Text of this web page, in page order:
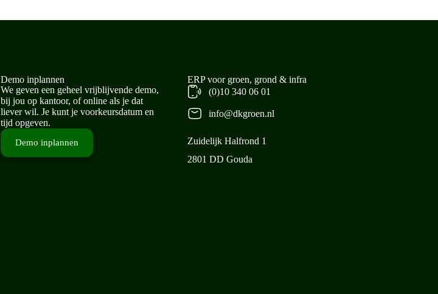
Demo inplannen
We geven een geheel vrijblijvende demo,
bij jou op kantoor, of online als je dat
liever wil. Je kunt je voorkeursdatum en
tijd opgeven.
Demo inplannen
ERP voor groen, grond & infra
(0)10 340 06 01
info@dkgroen.nl
Zuidelijk Halfrond 1
2801 DD Gouda